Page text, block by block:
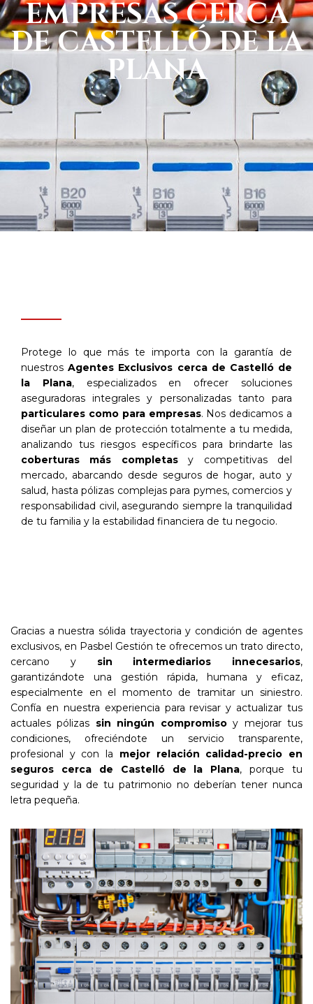
EMPRESAS CERCA
DE CASTELLÓ DE LA
PLANA
Protege lo que más te importa con la garantía de
nuestrosAgentes Exclusivos cerca de Castelló de
la Plana, especializados en ofrecer soluciones
aseguradoras integrales y personalizadas tanto para
particulares como para empresas. Nos dedicamos a
diseñar un plan de protección totalmente a tu medida,
analizando tus riesgos específicos para brindarte las
coberturas más completasy competitivas del
mercado, abarcando desde seguros de hogar, auto y
salud, hasta pólizas complejas para pymes, comercios y
responsabilidad civil, asegurando siempre la tranquilidad
de tu familia y la estabilidad financiera de tu negocio.
Gracias a nuestra sólida trayectoria y condición de agentes
exclusivos, en Pasbel Gestión te ofrecemos un trato directo,
cercano y sin intermediarios innecesarios,
garantizándote una gestión rápida, humana y eficaz,
especialmente en el momento de tramitar un siniestro.
Confía en nuestra experiencia para revisar y actualizar tus
actuales pólizas sin ningún compromisoy mejorar tus
condiciones, ofreciéndote un servicio transparente,
profesional y con la mejor relación calidad-precio en
seguros cerca de Castelló de la Plana, porque tu
seguridad y la de tu patrimonio no deberían tener nunca
letra pequeña.